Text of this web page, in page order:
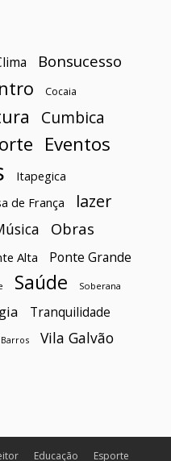
Bonsucesso
Cocaia
Cumbica
Eventos
Itapegica
de França
lazer
Obras
Alta Ponte Grande
Saúde Soberana
Tranquilidade
Vila Galvão
Educação Esporte